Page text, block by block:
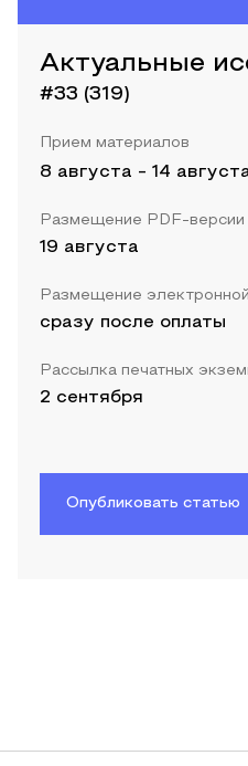
Актуальные
#33 (319)
Прием материалов
8 августа - 14
Размещение PDF-версии
19 августа
Размещение
сразу после оплаты
Рассылка печатных
2 сентября
Опубликовать статью